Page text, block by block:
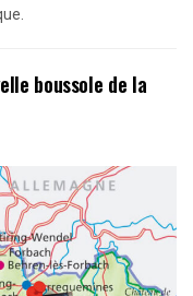
boussole de la